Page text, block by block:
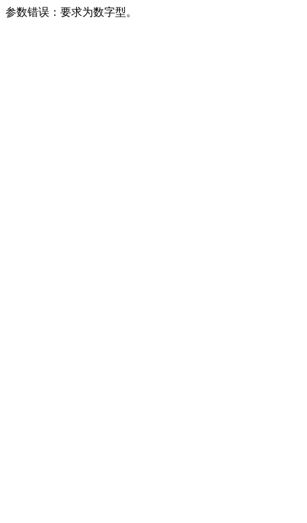
参数错误：要求为数字型。